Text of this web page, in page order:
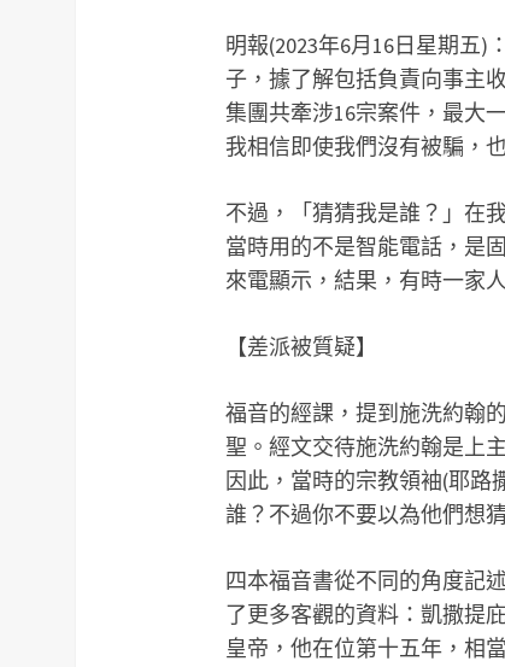
明報(2023年6月16日星期五)
子，據了解包括負責向事主
集團共牽涉16宗案件，最大
我相信即使我們沒有被騙，
不過，「猜猜我是誰？」在
當時用的不是智能電話，是
來電顯示，結果，有時一家
【差派被質疑】
福音的經課，提到施洗約翰
聖。經文交待施洗約翰是上
因此，當時的宗教領袖(耶路
誰？不過你不要以為他們想
四本福音書從不同的角度記
了更多客觀的資料：凱撒提
皇帝，他在位第十五年，相